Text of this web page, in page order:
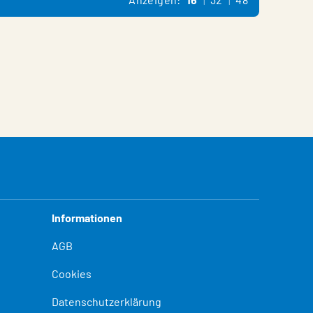
Informationen
AGB
Cookies
Datenschutzerklärung